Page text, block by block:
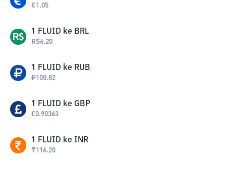
€1.05
1 FLUID ke BRL
R$6.20
1 FLUID ke RUB
₽100.82
1 FLUID ke GBP
£0.90363
1 FLUID ke INR
₹116.20